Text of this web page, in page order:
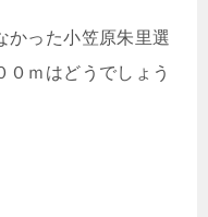
かった小笠原朱里選
０ｍはどうでしょう